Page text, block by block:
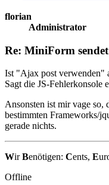
florian
Administrator
Re: MiniForm
Ist "Ajax post verwenden"
Sagt die JS-Fehlerkonsole
Ansonsten ist mir vage so,
bestimmten Frameworks/
gerade nichts.
WirBenötigen: Cents, E
Offline